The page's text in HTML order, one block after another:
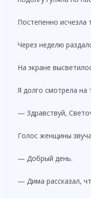
Постепенно исчезла
Через неделю
На экране
Я долго смотрела
— Здравствуй,
Голос женщины
— Добрый день.
— Дима рассказал,